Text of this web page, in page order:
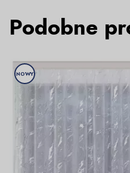
Podobne
NOWY